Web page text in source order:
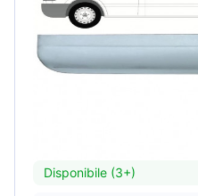
Disponibile (3+)